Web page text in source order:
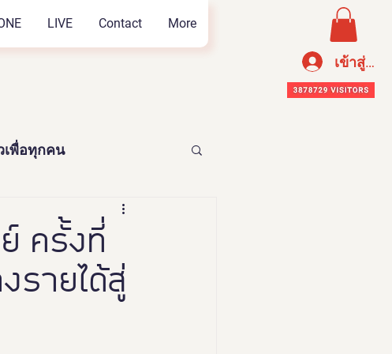
LIVE Contact More
เข้าสู่ระ
เพื่อทุกคน
อาหารเพือสุขภาพ
ครั้งที่
รายได้สู่